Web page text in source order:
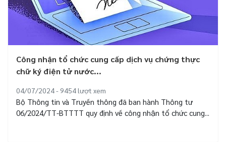
Công nhận tổ chức cung cấp dịch vụ chứng thực
chữ ký điện tử nước...
04/07/2024 - 9454lượt xem
Bộ Thông tin và Truyền thông đã ban hành Thông tư
06/2024/TT-BTTTT quy định về công nhận tổ chức cung...